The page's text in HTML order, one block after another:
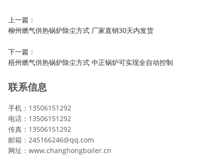
上一篇：
柳州燃气供热锅炉除尘方式 厂家直销30天内发货
下一篇：
梧州燃气供热锅炉除尘方式 中正锅炉可实现全自动控制
联系信息
手机：13506151292
电话：13506151292
传真：13506151292
邮箱：245166246@qq.com
网址：www.changhongboiler.cn